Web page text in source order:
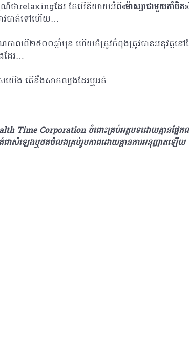
មណ៍ថាrelaxingដែរ តែបើនិយាយអំពី«ម៉ាស្សាជាមួយកាំបិត»
ាវបាត់ទៅហើយ…
កាលពី២៥០០ឆ្នាំមុន ហើយក៏ត្រូវកំពុងត្រូវបានអនុវត្តនៅ
ដែរ…
យើង តើនឹងសាកល្បងដែរឬអត់
Time Corporation ចំពោះគ្រប់អត្ថបទដោយគ្មានផ្នែក
សំឡេងឬថតចំលងគ្រប់រូបភាពដោយគ្មានការអនុញ្ញាតឡើយ